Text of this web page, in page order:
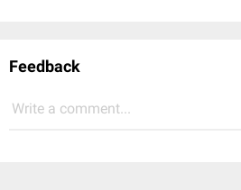
Feedback
Write a comment...